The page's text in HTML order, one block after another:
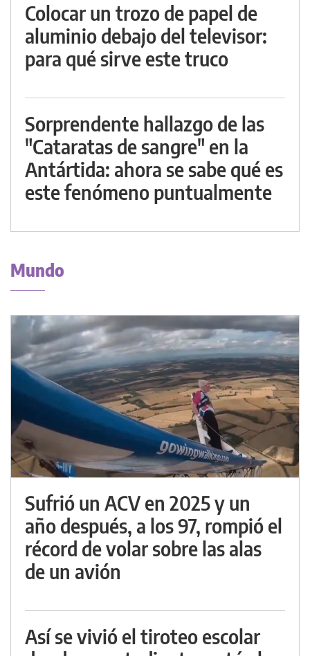
Colocar un trozo de papel de
aluminio debajo del televisor:
para qué sirve este truco
Sorprendente hallazgo de las
"Cataratas de sangre" en la
Antártida: ahora se sabe qué es
este fenómeno puntualmente
Mundo
Sufrió un ACV en 2025 y un
año después, a los 97, rompió el
récord de volar sobre las alas
de un avión
Así se vivió el tiroteo escolar